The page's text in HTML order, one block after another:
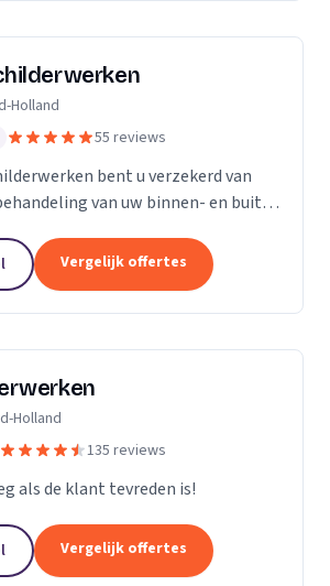
Holland
55 reviews
bent u verzekerd van
van uw binnen- en buiten
en alles daar tussen in.
Vergelijk offertes
Holland
135 reviews
als de klant tevreden is!
Vergelijk offertes